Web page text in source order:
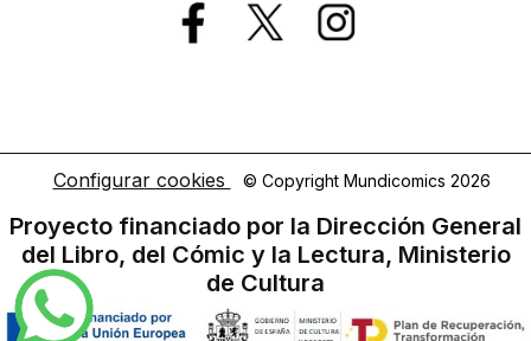
Configurar cookies © Copyright Mundicomics 2026
Proyecto financiado por la Dirección General
del Libro, del Cómic y la Lectura, Ministerio
de Cultura